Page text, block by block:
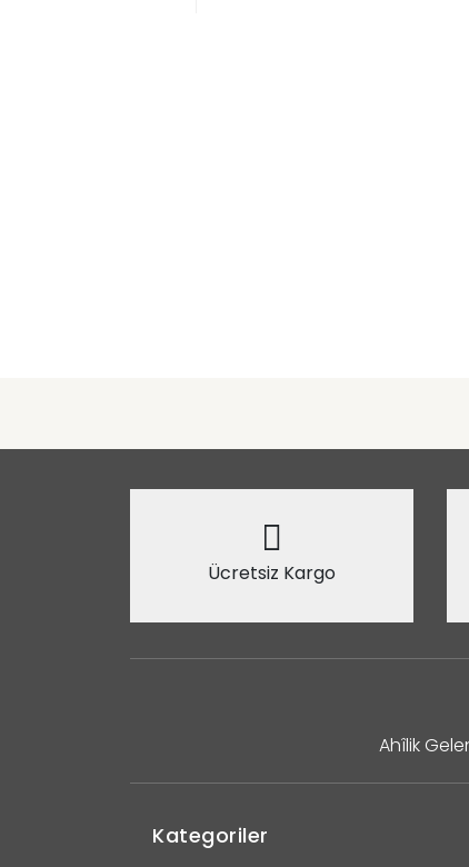
Ücretsiz Kargo
Ahîlik
Kategoriler